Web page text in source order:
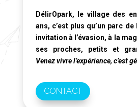
DélirOpark, le village des
ans, c’est plus qu’un parc
invitation à l’évasion, à la
ses proches, petits et
Venez vivre l’expérience, c’est
CONTACT